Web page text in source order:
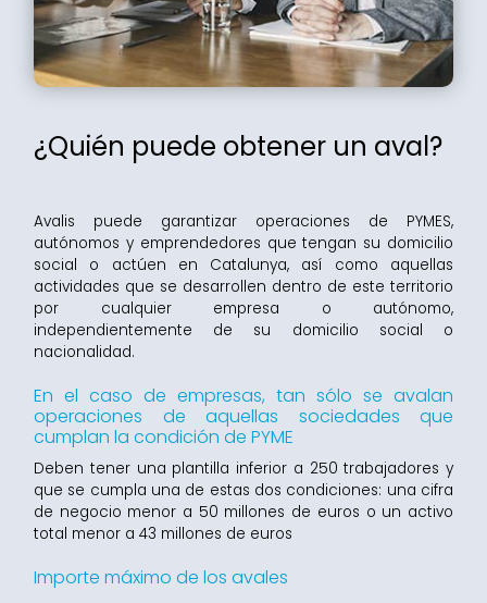
¿Quién puede obtener un aval?
Avalis puede garantizar operaciones de PYMES,
autónomos y emprendedores que tengan su domicilio
social o actúen en Catalunya, así como aquellas
actividades que se desarrollen dentro de este territorio
por cualquier empresa o autónomo,
independientemente de su domicilio social o
nacionalidad.
En el caso de empresas, tan sólo se avalan
operaciones de aquellas sociedades que
cumplan la condición de PYME
Deben tener una plantilla inferior a 250 trabajadores y
que se cumpla una de estas dos condiciones: una cifra
de negocio menor a 50 millones de euros o un activo
total menor a 43 millones de euros
Importe máximo de los avales